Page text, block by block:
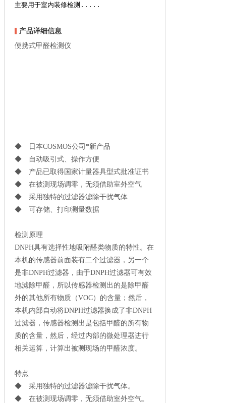
主要用于室内装修检测.....
产品详细信息
便携式甲醛检测仪
◆ 日本COSMOS公司*新产品
◆ 自动吸引式、操作方便
◆ 产品已取得国家计量器具型式批准证书
◆ 在被测现场调零，无须借助室外空气
◆ 采用独特的过滤器滤除干扰气体
◆ 可存储、打印测量数据
检测原理
DNPH具有选择性地吸附醛类物质的特性。在
本机的传感器前面装有二个过滤器，另一个
是非DNPH过滤器，由于DNPH过滤器可有效
地滤除甲醛，所以传感器检测出的是除甲醛
外的其他所有物质（VOC）的含量；然后，
本机内部自动将DNPH过滤器换成了非DNPH
过滤器，传感器检测出是包括甲醛的所有物
质的含量，然后，经过内部的微处理器进行
相关运算，计算出被测现场的甲醛浓度。
特点
◆ 采用独特的过滤器滤除干扰气体。
◆ 在被测现场调零，无须借助室外空气。